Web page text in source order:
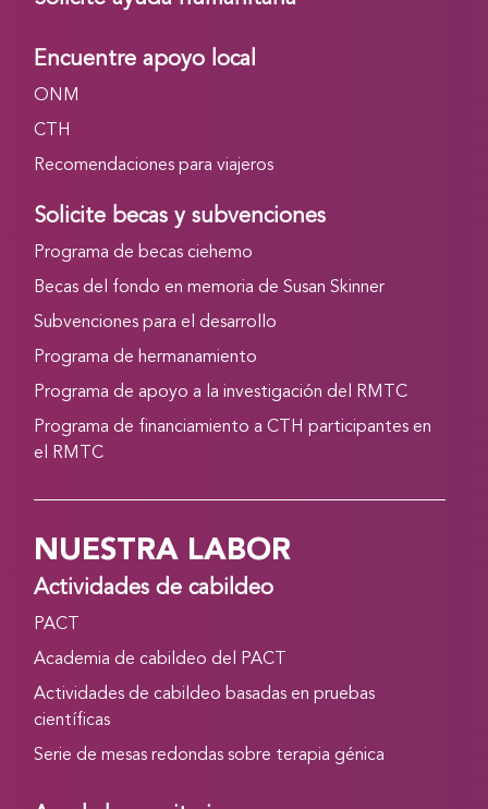
Encuentre apoyo local
ONM
CTH
Recomendaciones para viajeros
Solicite becas y subvenciones
Programa de becas ciehemo
Becas del fondo en memoria de Susan Skinner
Subvenciones para el desarrollo
Programa de hermanamiento
Programa de apoyo a la investigación del RMTC
Programa de financiamiento a CTH participantes en
el RMTC
NUESTRA LABOR
Actividades de cabildeo
PACT
Academia de cabildeo del PACT
Actividades de cabildeo basadas en pruebas
científicas
Serie de mesas redondas sobre terapia génica